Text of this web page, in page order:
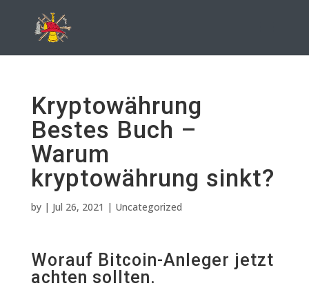
Kryptowährung
Bestes Buch –
Warum
kryptowährung sinkt?
by | Jul 26, 2021 | Uncategorized
Worauf Bitcoin-Anleger jetzt
achten sollten.